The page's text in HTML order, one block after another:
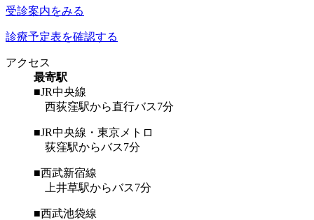
受診案内をみる
診療予定表を確認する
アクセス
最寄駅
■JR中央線
西荻窪駅から直行バス7分
■JR中央線・東京メトロ
荻窪駅からバス7分
■西武新宿線
上井草駅からバス7分
■西武池袋線